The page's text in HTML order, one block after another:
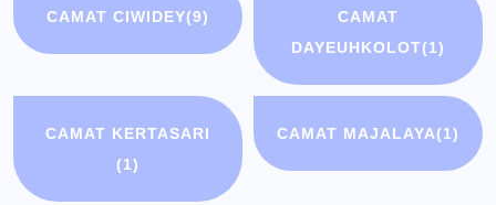
CAMAT CIWIDEY(9)
CAMAT
DAYEUHKOLOT(1)
CAMAT KERTASARI
(1)
CAMAT MAJALAYA(1)